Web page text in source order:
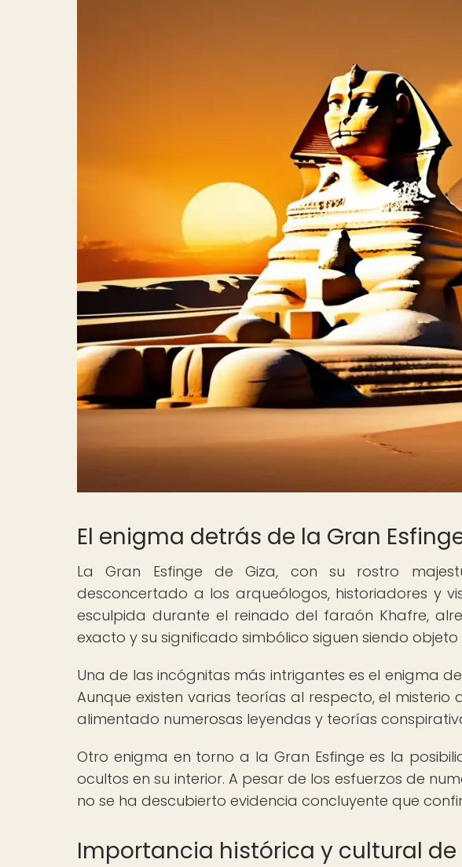
El enigma detrás de la Gran
La Gran Esfinge de Giza, con su rostro
desconcertado a los arqueólogos, historiadores y
esculpida durante el reinado del faraón Khafre,
exacto y su significado simbólico siguen siendo
Una de las incógnitas más intrigantes es el enigma
Aunque existen varias teorías al respecto, el
alimentado numerosas leyendas y teorías
Otro enigma en torno a la Gran Esfinge es la
ocultos en su interior. A pesar de los esfuerzos de
no se ha descubierto evidencia concluyente que
Importancia histórica y cultural de